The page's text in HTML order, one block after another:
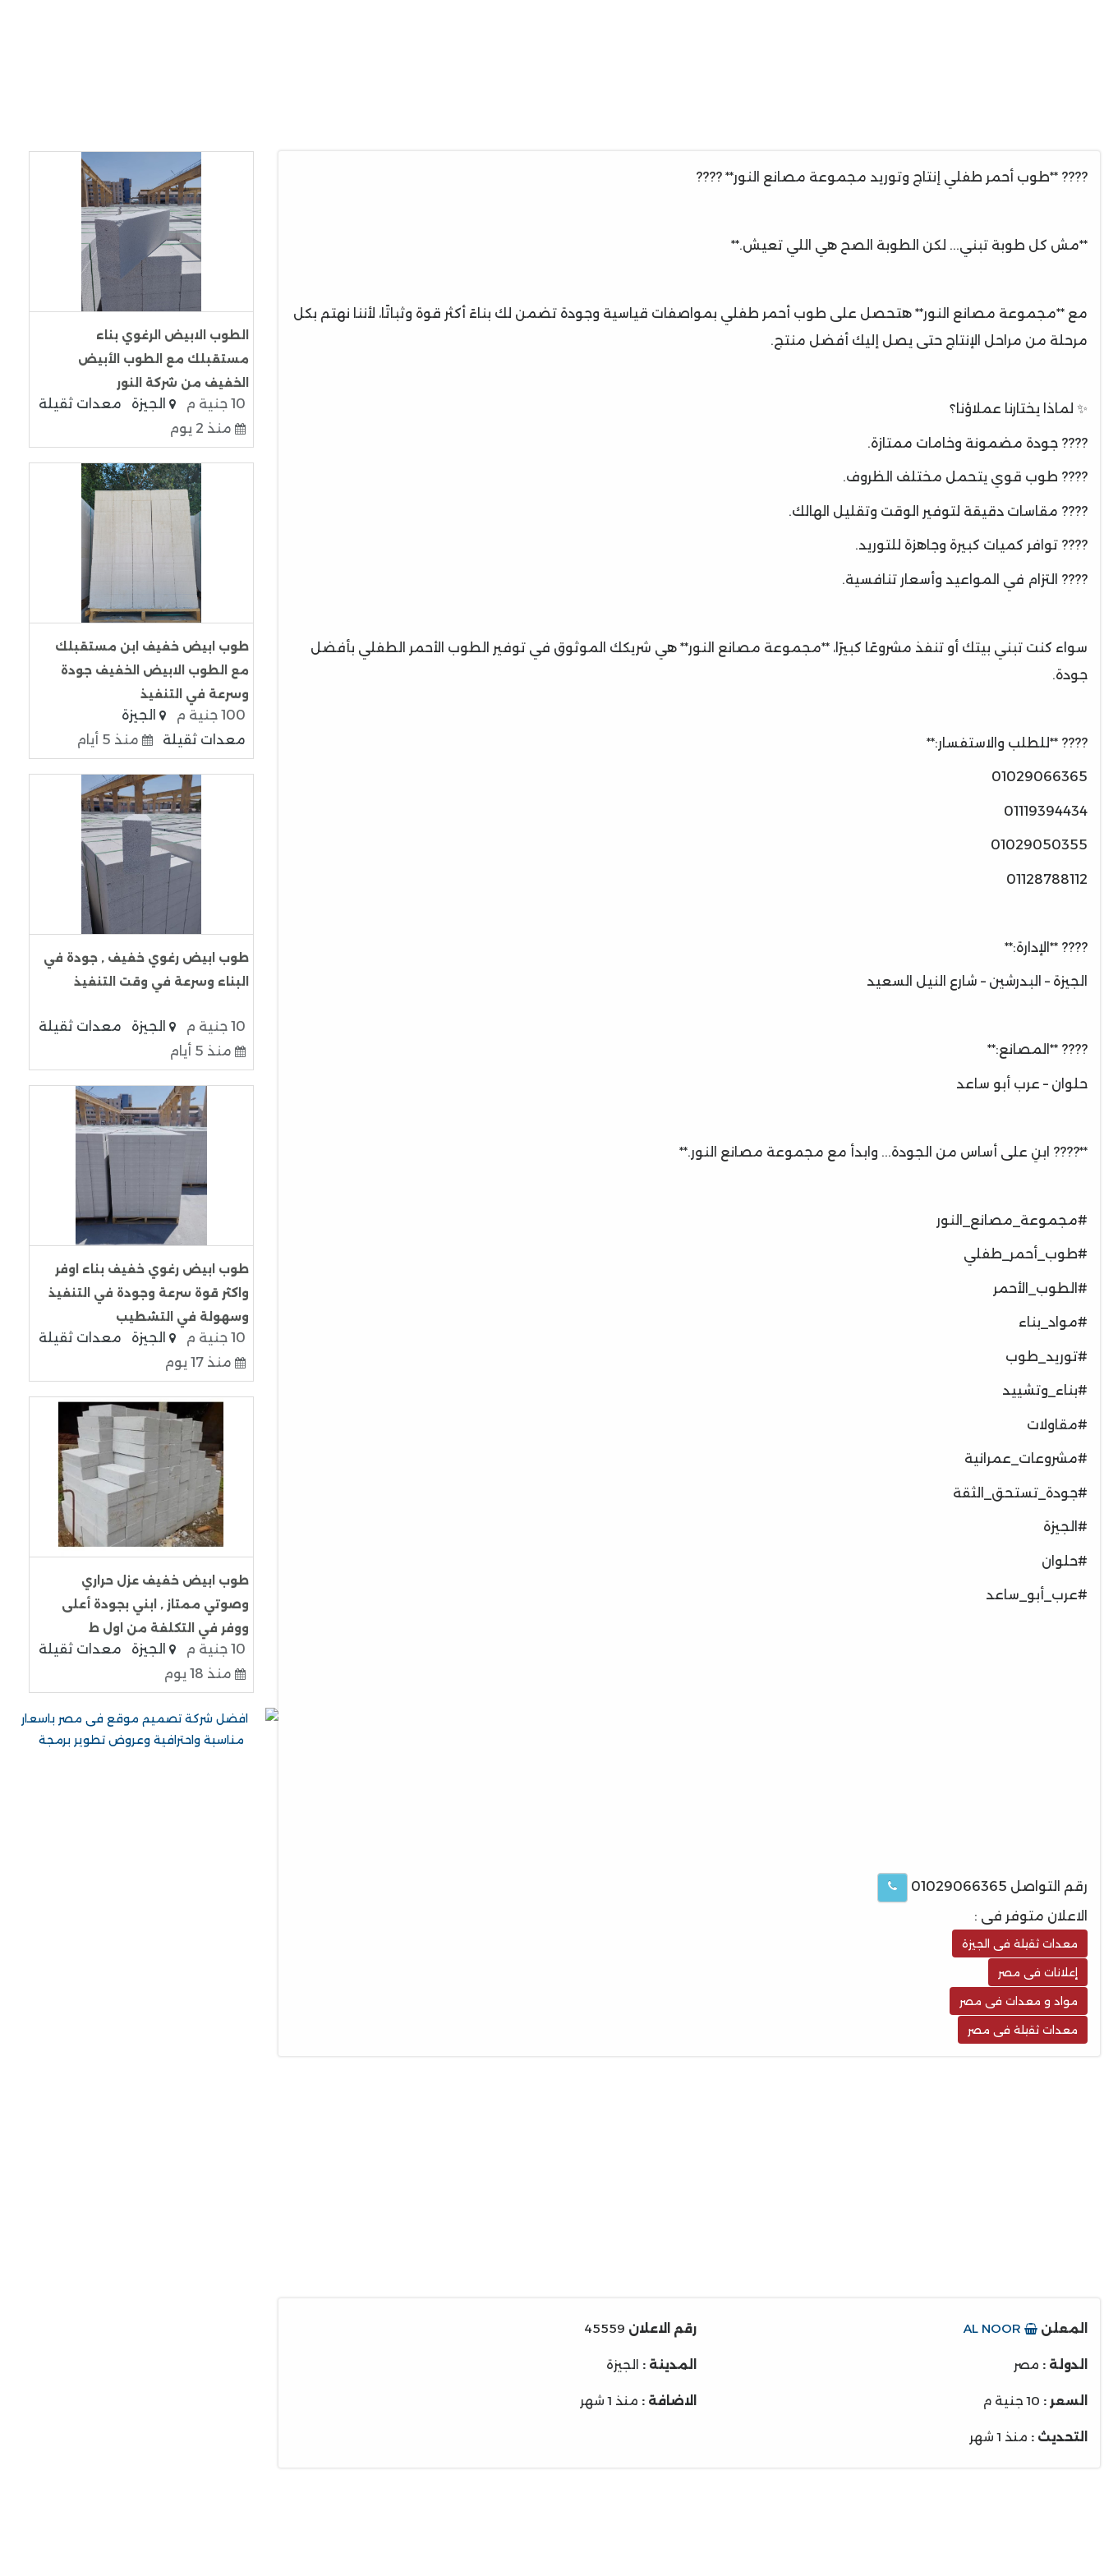
???? **طوب أحمر طفلي إنتاج وتوريد مجموعة مصانع النور** ????️
**مش كل طوبة تبني... لكن الطوبة الصح هي اللي تعيش.**
مع **مجموعة مصانع النور** هتحصل على طوب أحمر طفلي بمواصفات قياسية وجودة تضمن لك بناءً أكثر قوة وثباتًا، لأننا نهتم بكل
مرحلة من مراحل الإنتاج حتى يصل إليك أفضل منتج.
✨ لماذا يختارنا عملاؤنا؟
???? جودة مضمونة وخامات ممتازة.
???? طوب قوي يتحمل مختلف الظروف.
???? مقاسات دقيقة لتوفير الوقت وتقليل الهالك.
???? توافر كميات كبيرة وجاهزة للتوريد.
???? التزام في المواعيد وأسعار تنافسية.
سواء كنت تبني بيتك أو تنفذ مشروعًا كبيرًا، **مجموعة مصانع النور** هي شريكك الموثوق في توفير الطوب الأحمر الطفلي بأفضل
جودة.
???? **للطلب والاستفسار:**
01029066365
01119394434
01029050355
01128788112
???? **الإدارة:**
الجيزة – البدرشين – شارع النيل السعيد
???? **المصانع:**
حلوان – عرب أبو ساعد
**????️ ابنِ على أساس من الجودة... وابدأ مع مجموعة مصانع النور.**
#مجموعة_مصانع_النور
#طوب_أحمر_طفلي
#الطوب_الأحمر
#مواد_بناء
#توريد_طوب
#بناء_وتشييد
#مقاولات
#مشروعات_عمرانية
#جودة_تستحق_الثقة
#الجيزة
#حلوان
#عرب_أبو_ساعد
رقم التواصل 01029066365
الاعلان متوفر فى :
معدات ثقيلة فى الجيزة
إعلانات فى مصر
مواد و معدات فى مصر
معدات ثقيلة فى مصر
المعلن رقم الاعلان 45559
الدولة : مصر المدينة : الجيزة
السعر : 10 جنية م الاضافة : منذ 1 شهر
التحديث : منذ 1 شهر
الطوب الابيض الرغوي بناء
مستقبلك مع الطوب الأبيض
الخفيف من شركة النور
10 جنية م الجيزة
معدات ثقيلة
منذ 2 يوم
طوب ابيض خفيف ابن مستقبلك
مع الطوب الابيض الخفيف جودة
وسرعة في التنفيذ
100 جنية م
الجيزة
معدات ثقيلة
منذ 5 أيام
طوب ابيض رغوي خفيف , جودة في
البناء وسرعة في وقت التنفيذ
10 جنية م الجيزة
معدات ثقيلة
منذ 5 أيام
طوب ابيض رغوي خفيف بناء اوفر
واكثر قوة سرعة وجودة في التنفيذ
وسهولة في التشطيب
10 جنية م الجيزة
معدات ثقيلة
منذ 17 يوم
طوب ابيض خفيف عزل حراري
وصوتي ممتاز , ابني بجودة أعلى
ووفر في التكلفة من اول ط
10 جنية م الجيزة
معدات ثقيلة
منذ 18 يوم